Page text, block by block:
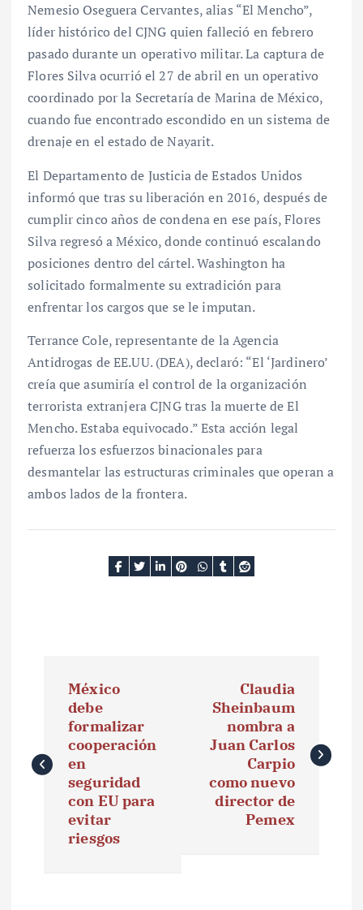
Nemesio Oseguera Cervantes, alias “El Mencho”,
líder histórico del CJNG quien falleció en febrero
pasado durante un operativo militar. La captura de
Flores Silva ocurrió el 27 de abril en un operativo
coordinado por la Secretaría de Marina de México,
cuando fue encontrado escondido en un sistema de
drenaje en el estado de Nayarit.
El Departamento de Justicia de Estados Unidos
informó que tras su liberación en 2016, después de
cumplir cinco años de condena en ese país, Flores
Silva regresó a México, donde continuó escalando
posiciones dentro del cártel. Washington ha
solicitado formalmente su extradición para
enfrentar los cargos que se le imputan.
Terrance Cole, representante de la Agencia
Antidrogas de EE.UU. (DEA), declaró: “El ‘Jardinero’
creía que asumiría el control de la organización
terrorista extranjera CJNG tras la muerte de El
Mencho. Estaba equivocado.” Esta acción legal
refuerza los esfuerzos binacionales para
desmantelar las estructuras criminales que operan a
ambos lados de la frontera.
e
México
debe
formalizar
cooperación
en
seguridad
con EU para
evitar
riesgos
Claudia
Sheinbaum
nombra a
Juan Carlos
Carpio
como nuevo
director de
Pemex